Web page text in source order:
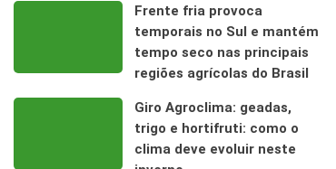
Frente fria provoca
temporais no Sul e mantém
tempo seco nas principais
regiões agrícolas do Brasil
Giro Agroclima: geadas,
trigo e hortifruti: como o
clima deve evoluir neste